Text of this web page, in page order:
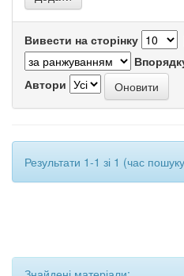
Вивести на сторінку
Автори
Результати 1-1 зі 1 (час